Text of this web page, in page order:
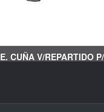
CUÑA V/REPARTIDO